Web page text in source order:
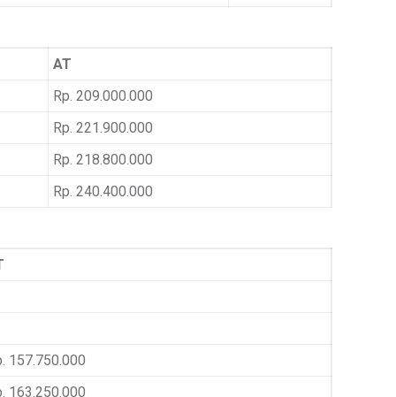
AT
Rp. 209.000.000
Rp. 221.900.000
Rp. 218.800.000
Rp. 240.400.000
157.750.000
163.250.000